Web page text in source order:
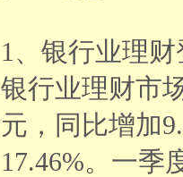
1、银行业理
银行业理财市
元，同比增加
17.46%。一季